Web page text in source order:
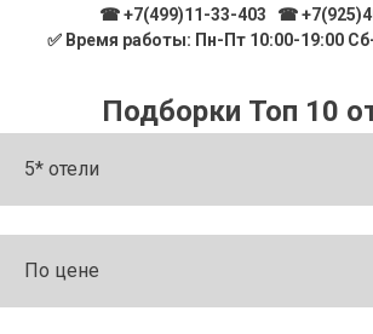
☎ +7(499)11-33-403
☎
✅ Время работы: Пн-Пт 10:00-19:00
Подборки Топ 10
5* отели
По цене
Недорогие отели 4*
звезды
звезды
Сетевые отели Египта
Сетевые отели ОАЭ